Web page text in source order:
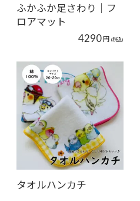
ふかふか足さわり｜フ
ロアマット
4290円 (税込)
タオルハンカチ